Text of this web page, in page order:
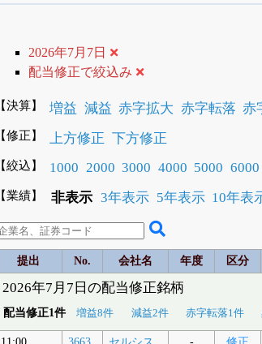
登録すると永久30%OFFと米株版の
2026年7月7日
配当修正で絞込み
【決算】 増益 減益 赤字拡大 赤字転落 赤
【修正】 上方修正 下方修正
【絞込】 1000 2000 3000 4000 5000 6000
【業績】 非表示 3年表示 5年表示 10年表
提出 No. 会社名 年度 区分
2026年7月7日の配当修正銘柄
配当修正1件 増益8件 減益2件 赤字転落1件
11:00 3663 セルシス - 修正